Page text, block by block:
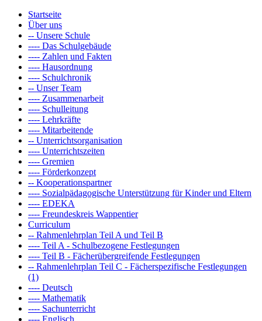
Startseite
Über uns
-- Unsere Schule
---- Das Schulgebäude
---- Zahlen und Fakten
---- Hausordnung
---- Schulchronik
-- Unser Team
---- Zusammenarbeit
---- Schulleitung
---- Lehrkräfte
---- Mitarbeitende
-- Unterrichtsorganisation
---- Unterrichtszeiten
---- Gremien
---- Förderkonzept
-- Kooperationspartner
---- Sozialpädagogische Unterstützung für Kinder und Eltern
---- EDEKA
---- Freundeskreis Wappentier
Curriculum
-- Rahmenlehrplan Teil A und Teil B
---- Teil A - Schulbezogene Festlegungen
---- Teil B - Fächerübergreifende Festlegungen
-- Rahmenlehrplan Teil C - Fächerspezifische Festlegungen
(1)
---- Deutsch
---- Mathematik
---- Sachunterricht
---- Englisch